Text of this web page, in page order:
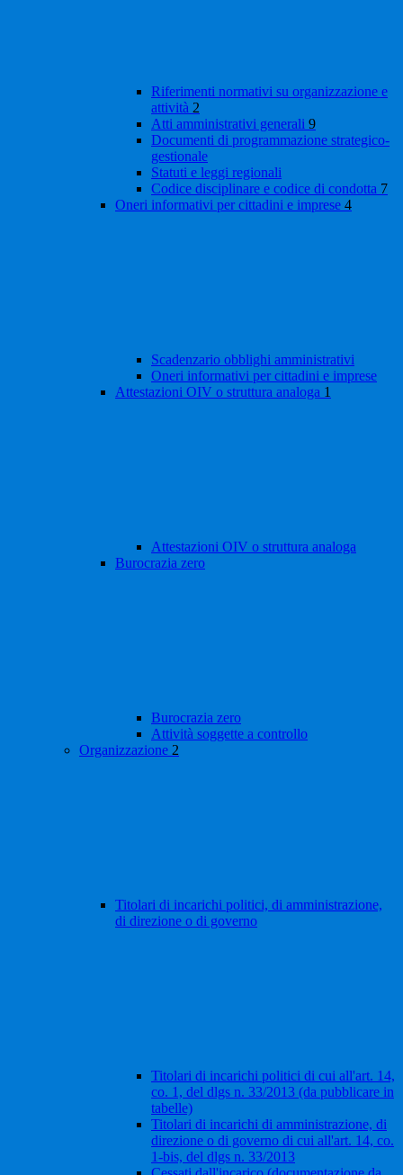
Riferimenti normativi su organizzazione e
attività 2
Atti amministrativi generali 9
Documenti di programmazione strategico-
gestionale
Statuti e leggi regionali
Codice disciplinare e codice di condotta 7
Oneri informativi per cittadini e imprese 4
Scadenzario obblighi amministrativi
Oneri informativi per cittadini e imprese
Attestazioni OIV o struttura analoga 1
Attestazioni OIV o struttura analoga
Burocrazia zero
Burocrazia zero
Attività soggette a controllo
Organizzazione 2
Titolari di incarichi politici, di amministrazione,
di direzione o di governo
Titolari di incarichi politici di cui all'art. 14,
co. 1, del dlgs n. 33/2013 (da pubblicare in
tabelle)
Titolari di incarichi di amministrazione, di
direzione o di governo di cui all'art. 14, co.
1-bis, del dlgs n. 33/2013